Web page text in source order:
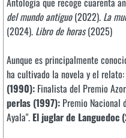
del mundo antiguo(2022). La
(2024). Libro de horas(2025)
Aunque es principalmente
ha cultivado la novela y el relato:
(1990): Finalista del Premio
perlas (1997): Premio Nacional
Ayala". El juglar de Languedoc